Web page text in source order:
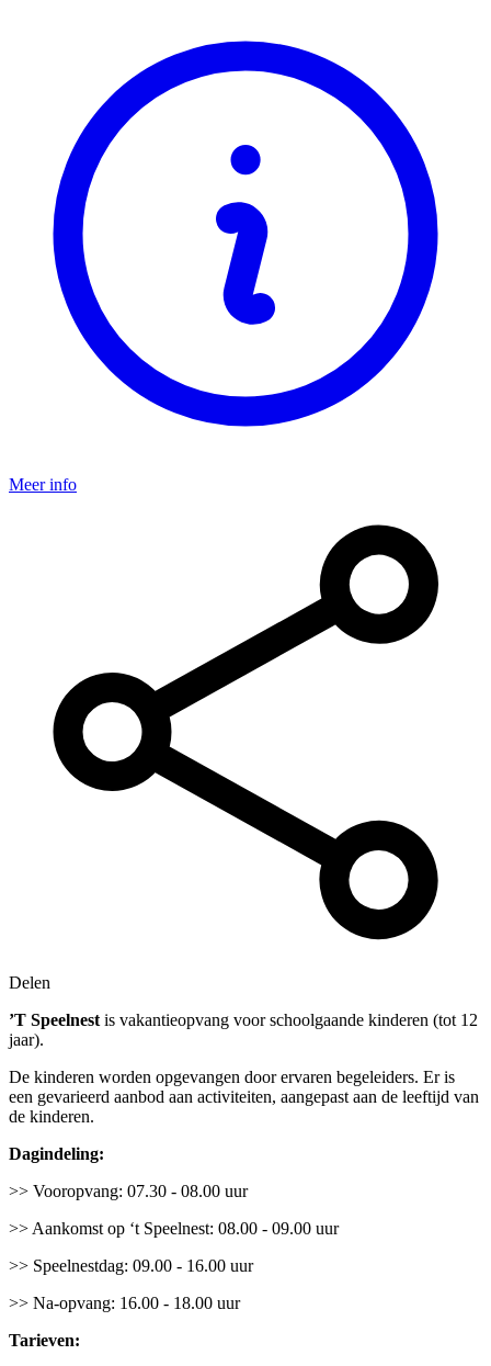
Meer info
Delen
’T Speelnest is vakantieopvang voor schoolgaande kinderen (tot 12
jaar).
De kinderen worden opgevangen door ervaren begeleiders. Er is
een gevarieerd aanbod aan activiteiten, aangepast aan de leeftijd van
de kinderen.
Dagindeling:
>> Vooropvang: 07.30 - 08.00 uur
>> Aankomst op ‘t Speelnest: 08.00 - 09.00 uur
>> Speelnestdag: 09.00 - 16.00 uur
>> Na-opvang: 16.00 - 18.00 uur
Tarieven: